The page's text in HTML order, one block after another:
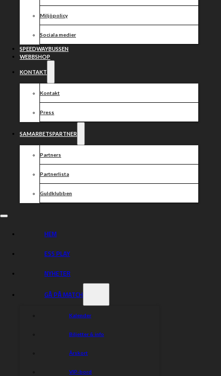
Miljöpolicy
Sociala medier
SPEEDWAYBUSSEN
WEBBSHOP
KONTAKT
Kontakt
Press
SAMARBETSPARTNER
Partners
Partnerlista
Guldklubben
HEM
ESS PLAY
NYHETER
GÅ PÅ MATCH
Kalender
Biljetter & info
Årskort
VIP-bord
Efter att det blivit avanmälningar så är morgondagens
250cc-tävling på Hisstech AB Arena i samråd med
Svemo och domaren.
Välkomna på tisdag när vi har match i BAUHAUS-ligan
Dela nyheten: